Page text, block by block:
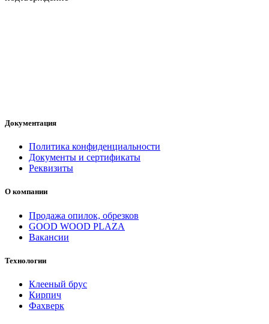
Документация
Политика конфиденциальности
Документы и сертификаты
Реквизиты
О компании
Продажа опилок, обрезков
GOOD WOOD PLAZA
Вакансии
Технологии
Клееный брус
Кирпич
Фахверк